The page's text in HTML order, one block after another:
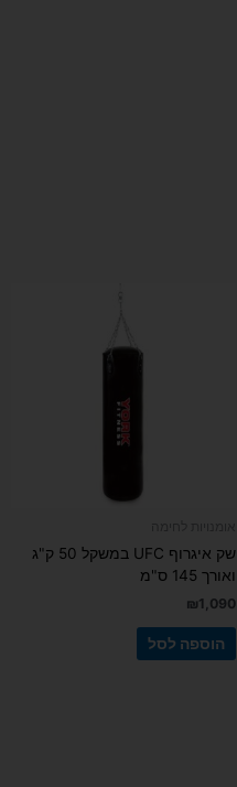
שק איגרוף UFC במשקל 50 ק"ג
ואורך 145 ס"מ
₪1,090
הוספה לסל